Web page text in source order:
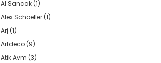
Al Sancak (1)
Alex Schoeller (1)
Arj (1)
Artdeco (9)
Atik Avm (3)